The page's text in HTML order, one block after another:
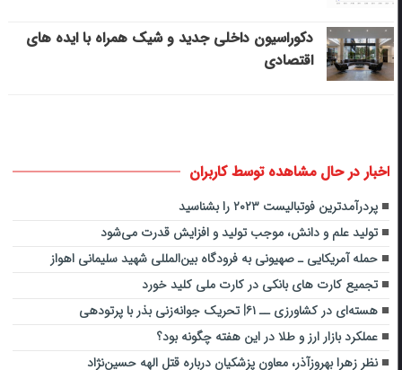
دکوراسیون داخلی جدید و شیک همراه با ایده های
اقتصادی
اخبار در حال مشاهده توسط کاربران
پردرآمدترین فوتبالیست ۲۰۲۳ را بشناسید
تولید علم و دانش، موجب تولید و افزایش قدرت می‌شود
‌حمله آمریکایی ـ صهیونی به فرودگاه بین‌المللی شهید سلیمانی اهواز‌
تجمیع کارت های بانکی در کارت ملی کلید خورد
هسته‌ای در کشاورزی ــ ۶۱| تحریک جوانه‌زنی بذر با پرتودهی
عملکرد بازار ارز و طلا در این هفته چگونه بود؟
نظر زهرا بهروزآذر، معاون پزشکیان درباره قتل الهه حسین‌نژاد